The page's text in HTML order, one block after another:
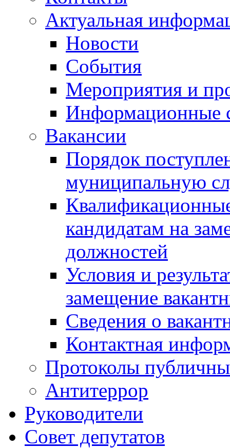
Актуальная
Новости
События
Мероприятия и
Информационные
Вакансии
Порядок
муниципальную
кандидатам на
должностей
Условия и
замещение
Сведения о
Контактная
Протоколы
Антитеррор
Руководители
Совет депутатов